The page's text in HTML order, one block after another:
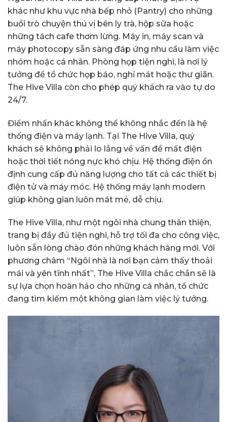
khác như khu vực nhà bếp nhỏ (Pantry) cho những
buổi trò chuyện thú vị bên ly trà, hộp sữa hoặc
những tách cafe thơm lừng. Máy in, máy scan và
máy photocopy sẵn sàng đáp ứng nhu cầu làm việc
nhóm hoặc cá nhân. Phòng họp tiện nghi, là nơi lý
tưởng để tổ chức họp báo, nghỉ mát hoặc thư giãn.
The Hive Villa còn cho phép quý khách ra vào tự do
24/7.
Điểm nhấn khác không thể không nhắc đến là hệ
thống điện và máy lạnh. Tại The Hive Villa, quý
khách sẽ không phải lo lắng về vấn đề mất điện
hoặc thời tiết nóng nực khó chịu. Hệ thống điện ổn
định cung cấp đủ năng lượng cho tất cả các thiết bị
điện tử và máy móc. Hệ thống máy lạnh modern
giúp không gian luôn mát mẻ, dễ chịu.
The Hive Villa, như một ngôi nhà chung thân thiện,
trang bị đầy đủ tiện nghi, hỗ trợ tối đa cho công việc,
luôn sẵn lòng chào đón những khách hàng mới. Với
phương châm “Ngôi nhà là nơi bạn cảm thấy thoải
mái và yên tĩnh nhất”, The Hive Villa chắc chắn sẽ là
sự lựa chọn hoàn hảo cho những cá nhân, tổ chức
đang tìm kiếm một không gian làm việc lý tưởng.